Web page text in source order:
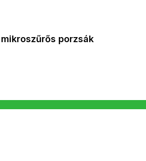
porzsák